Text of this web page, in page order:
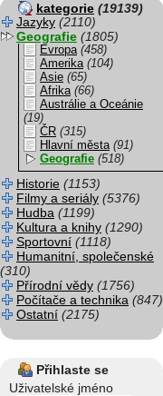
kategorie (19139)
Jazyky (2110)
Geografie (1805)
Evropa (458)
Amerika (104)
Asie (65)
Afrika (66)
Austrálie a Oceánie
(19)
ČR (315)
Hlavní města (91)
Geografie (518)
Historie (1153)
Filmy a seriály (5376)
Hudba (1199)
Kultura a knihy (1290)
Sportovní (1118)
Humanitní, společenské
(310)
Přírodní vědy (1756)
Počítače a technika (847)
Ostatní (2175)
Přihlaste se
Uživatelské jméno